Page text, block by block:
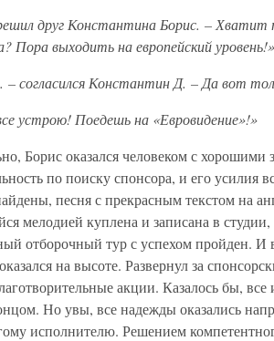
друг Константина Борис. –
Пора выходить на европейский уровень!»
согласился Константин Д. – Да вот
устрою! Поедешь на «Евровидение»!»
Борис оказался человеком с
по поиску спонсора, и его усилия
песня с прекрасным текстом на
мелодией куплена и записана в
отборочный тур с успехом пройден. И
на высоте. Развернул за
акции. Казалось бы, все
Но увы, все надежды оказались
исполнителю. Решением